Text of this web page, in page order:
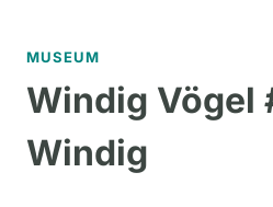
MUSEUM
Windig Vögel
Windig